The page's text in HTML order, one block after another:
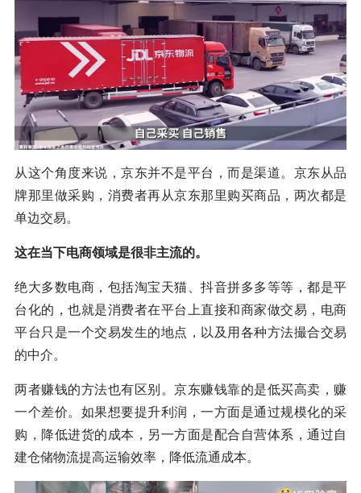
从这个角度来说，京东并不是平台，而是渠道。京东从品
牌那里做采购，消费者再从京东那里购买商品，两次都是
单边交易。
这在当下电商领域是很非主流的。
绝大多数电商，包括淘宝天猫、抖音拼多多等等，都是平
台化的，也就是消费者在平台上直接和商家做交易，电商
平台只是一个交易发生的地点，以及用各种方法撮合交易
的中介。
两者赚钱的方法也有区别。京东赚钱靠的是低买高卖，赚
一个差价。如果想要提升利润，一方面是通过规模化的采
购，降低进货的成本，另一方面是配合自营体系，通过自
建仓储物流提高运输效率，降低流通成本。